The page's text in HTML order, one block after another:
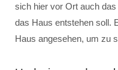
sich hier vor Ort auch
das Haus entstehen soll.
Haus angesehen, um zu